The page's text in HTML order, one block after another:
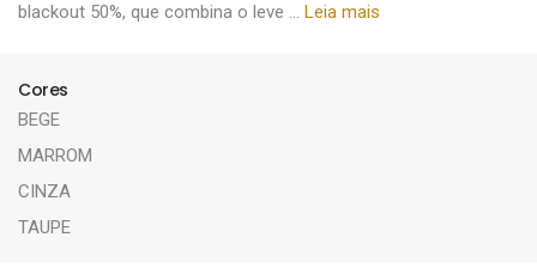
blackout 50%, que combina o leve ... Leia mais
Cores
BEGE
MARROM
CINZA
TAUPE